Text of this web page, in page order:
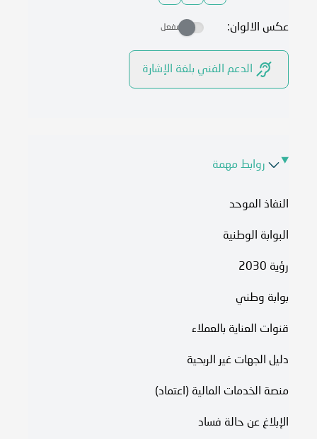
عكس الالوان: مفعل
الدعم الفني بلغة الإشارة
روابط مهمة
النفاذ الموحد
البوابة الوطنية
رؤية 2030
بوابة وطني
قنوات العناية بالعملاء
دليل الجهات غير الربحية
منصة الخدمات المالية (اعتماد)
الإبلاغ عن حالة فساد